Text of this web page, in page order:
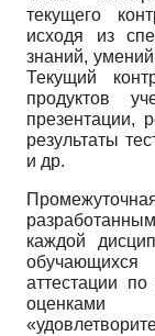
текущего
исходя из
знаний,
Текущий
продуктов
презентации,
результаты
и др.
каждой
аттестации